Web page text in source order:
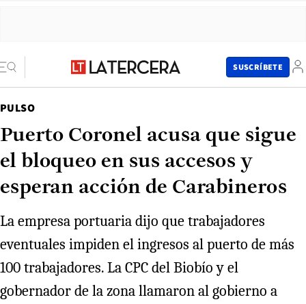
SUSCRÍBETE
PULSO
Puerto Coronel acusa que sigue
el bloqueo en sus accesos y
esperan acción de Carabineros
La empresa portuaria dijo que trabajadores
eventuales impiden el ingresos al puerto de más
100 trabajadores. La CPC del Biobío y el
gobernador de la zona llamaron al gobierno a